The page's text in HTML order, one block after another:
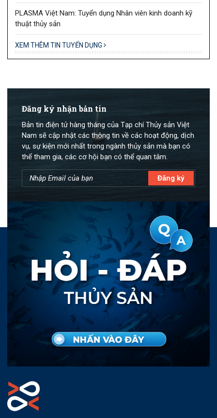
PLASMA Việt Nam: Tuyển dụng Nhân viên kinh doanh kỹ
thuật thủy sản
XEM THÊM TIN TUYỂN DỤNG
Đăng ký nhận bản tin
Bản tin điện tử hàng tháng của Tạp chí Thủy sản Việt
Nam sẽ cập nhật các thông tin về các hoạt động, dịch
vụ, sự kiện mới nhất trong ngành thủy sản mà bạn có
thể tham gia, các cơ hội bạn có thể quan tâm.